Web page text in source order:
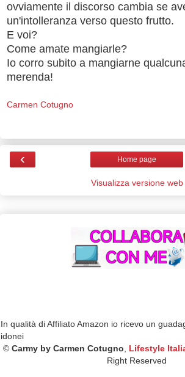
ovviamente il discorso cambia se
un'intolleranza verso questo frutto.
E voi?
Come amate mangiarle?
Io corro subito a mangiarne
merenda!
Carmen Cotugno
‹ Home page
Visualizza versione web
In qualità di Affiliato Amazon io ricevo un
idonei
© Carmy by Carmen Cotugno Lifestyle
Right Reserved